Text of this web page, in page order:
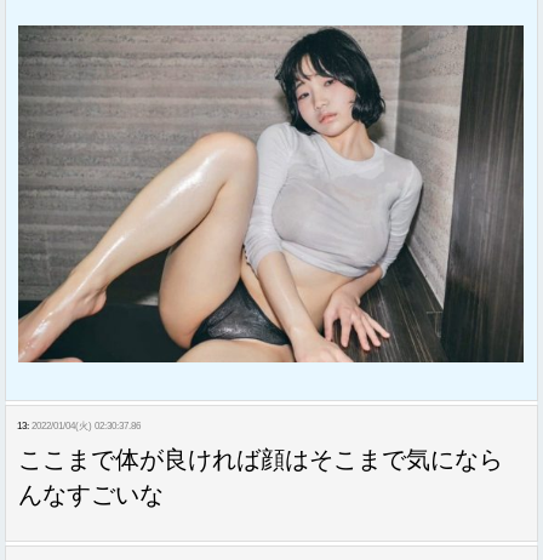
13: 2022/01/04(火) 02:30:37.86
ここまで体が良ければ顔はそこまで気になら
んなすごいな